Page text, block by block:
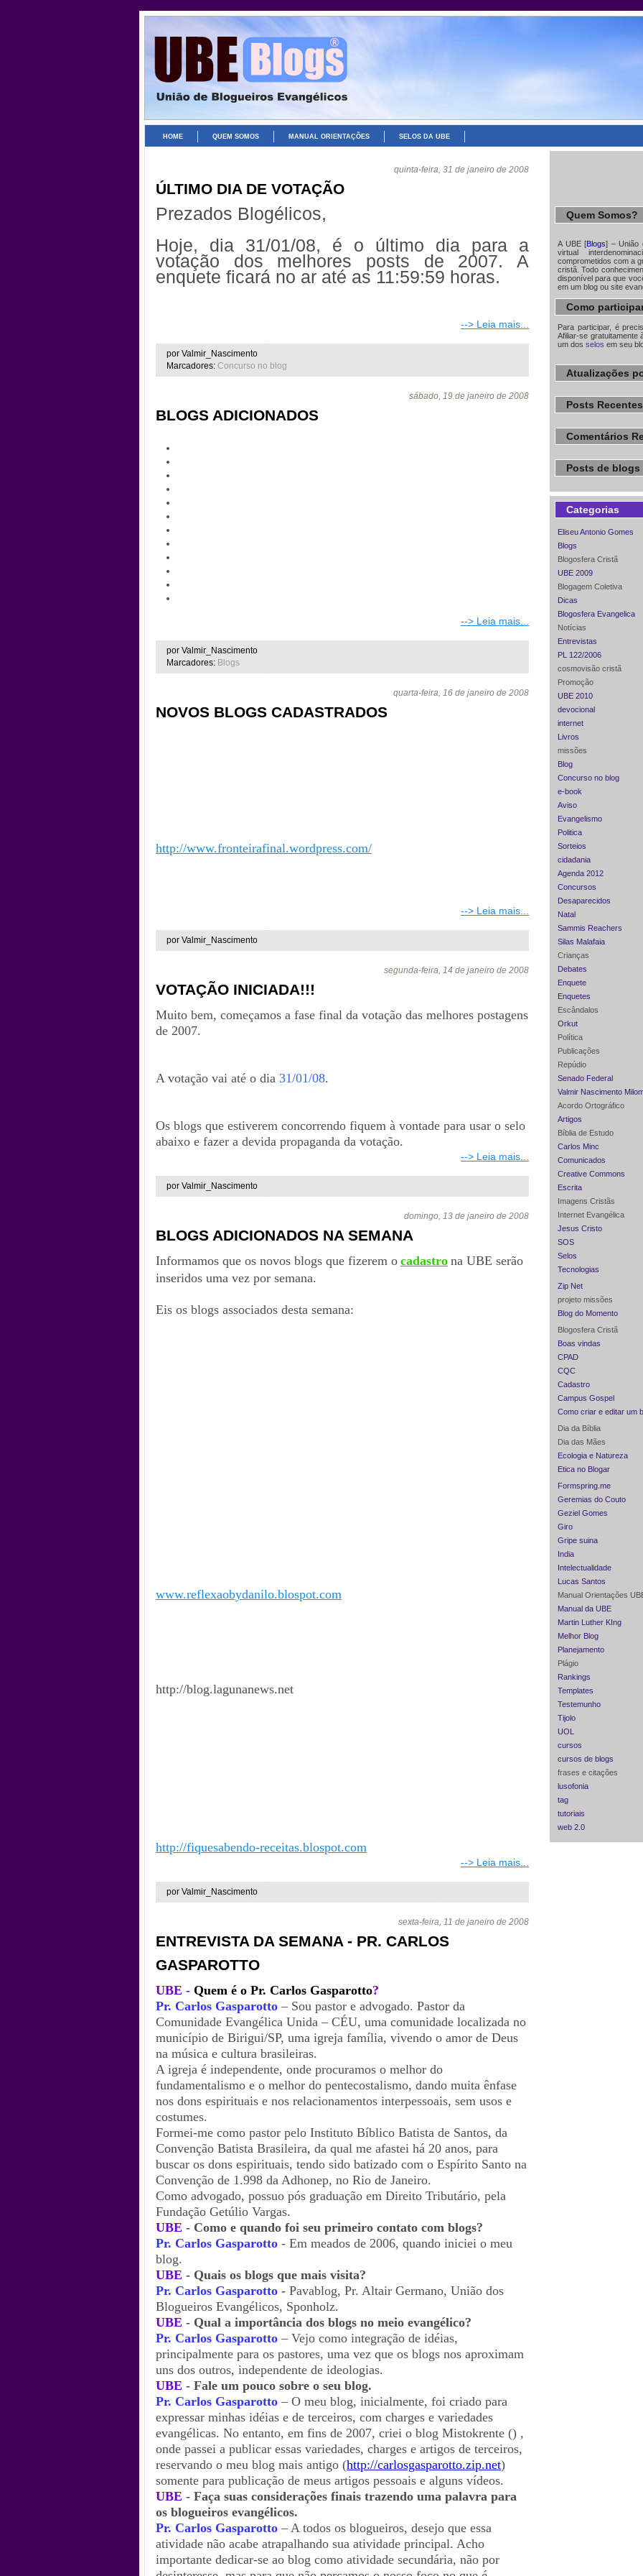
HOME QUEM SOMOS MANUAL ORIENTAÇÕES SELOS DA UBE
quinta-feira, 31 de janeiro de 2008
ÚLTIMO DIA DE VOTAÇÃO
Prezados Blogélicos,
Hoje, dia 31/01/08, é o último dia para a
votação dos melhores posts de 2007. A
enquete ficará no ar até as 11:59:59 horas.
--> Leia mais...
por Valmir_Nascimento
Marcadores: Concurso no blog
sábado, 19 de janeiro de 2008
BLOGS ADICIONADOS
--> Leia mais...
por Valmir_Nascimento
Marcadores: Blogs
quarta-feira, 16 de janeiro de 2008
NOVOS BLOGS CADASTRADOS
http://www.fronteirafinal.wordpress.com/
--> Leia mais...
por Valmir_Nascimento
segunda-feira, 14 de janeiro de 2008
VOTAÇÃO INICIADA!!!
Muito bem, começamos a fase final da votação das melhores postagens
de 2007.
A votação vai até o dia 31/01/08.
Os blogs que estiverem concorrendo fiquem à vontade para usar o selo
abaixo e fazer a devida propaganda da votação.
--> Leia mais...
por Valmir_Nascimento
domingo, 13 de janeiro de 2008
BLOGS ADICIONADOS NA SEMANA
Informamos que os novos blogs que fizerem o cadastro na UBE serão
inseridos uma vez por semana.
Eis os blogs associados desta semana:
www.reflexaobydanilo.blospot.com
http://blog.lagunanews.net
http://fiquesabendo-receitas.blospot.com
--> Leia mais...
por Valmir_Nascimento
sexta-feira, 11 de janeiro de 2008
ENTREVISTA DA SEMANA - PR. CARLOS
GASPAROTTO
UBE - Quem é o Pr. Carlos Gasparotto?
Pr. Carlos Gasparotto – Sou pastor e advogado. Pastor da
Comunidade Evangélica Unida – CÉU, uma comunidade localizada no
município de Birigui/SP, uma igreja família, vivendo o amor de Deus
na música e cultura brasileiras.
A igreja é independente, onde procuramos o melhor do
fundamentalismo e o melhor do pentecostalismo, dando muita ênfase
nos dons espirituais e nos relacionamentos interpessoais, sem usos e
costumes.
Formei-me como pastor pelo Instituto Bíblico Batista de Santos, da
Convenção Batista Brasileira, da qual me afastei há 20 anos, para
buscar os dons espirituais, tendo sido batizado com o Espírito Santo na
Convenção de 1.998 da Adhonep, no Rio de Janeiro.
Como advogado, possuo pós graduação em Direito Tributário, pela
Fundação Getúlio Vargas.
UBE - Como e quando foi seu primeiro contato com blogs?
Pr. Carlos Gasparotto - Em meados de 2006, quando iniciei o meu
blog.
UBE - Quais os blogs que mais visita?
Pr. Carlos Gasparotto - Pavablog, Pr. Altair Germano, União dos
Blogueiros Evangélicos, Sponholz.
UBE - Qual a importância dos blogs no meio evangélico?
Pr. Carlos Gasparotto – Vejo como integração de idéias,
principalmente para os pastores, uma vez que os blogs nos aproximam
uns dos outros, independente de ideologias.
UBE - Fale um pouco sobre o seu blog.
Pr. Carlos Gasparotto – O meu blog, inicialmente, foi criado para
expressar minhas idéias e de terceiros, com charges e variedades
evangélicas. No entanto, em fins de 2007, criei o blog Mistokrente () ,
onde passei a publicar essas variedades, charges e artigos de terceiros,
reservando o meu blog mais antigo (http://carlosgasparotto.zip.net)
somente para publicação de meus artigos pessoais e alguns vídeos.
UBE - Faça suas considerações finais trazendo uma palavra para
os blogueiros evangélicos.
Pr. Carlos Gasparotto – A todos os blogueiros, desejo que essa
atividade não acabe atrapalhando sua atividade principal. Acho
importante dedicar-se ao blog como atividade secundária, não por
Quem Somos?
A UBE [Blogs] – União
virtual
comprometidos com a
cristã. Todo
disponível para que
em um blog ou site
Como
Para participar, é
Afiliar-se gratuitamente
um dos selos em seu
Atualizações
Posts Recentes
Comentários
Posts de
Categorias
Eliseu Antonio Gomes
Blogs
Blogosfera Cristã
UBE 2009
Blogagem Coletiva
Dicas
Blogosfera Evangelica
Notícias
Entrevistas
PL 122/2006
cosmovisão cristã
Promoção
UBE 2010
devocional
internet
Livros
missões
Blog
Concurso no blog
e-book
Aviso
Evangelismo
Politica
Sorteios
cidadania
Agenda 2012
Concursos
Desaparecidos
Natal
Sammis Reachers
Silas Malafaia
Crianças
Debates
Enquete
Enquetes
Escândalos
Orkut
Política
Publicações
Repúdio
Senado Federal
Valmir Nascimento
Acordo Ortográfico
Artigos
Bíblia de Estudo
Carlos Minc
Comunicados
Creative Commons
Escrita
Imagens Cristãs
Internet Evangélica
Jesus Cristo
SOS
Selos
Tecnologias
Zip Net
projeto missões
Blog do Momento
Blogosfera Cristã
Boas vindas
CPAD
CQC
Cadastro
Campus Gospel
Como criar e editar um
Dia da Bíblia
Dia das Mães
Ecologia e Natureza
Etica no Blogar
Formspring.me
Geremias do Couto
Geziel Gomes
Giro
Gripe suina
India
Intelectualidade
Lucas Santos
Manual Orientações
Manual da UBE
Martin Luther KIng
Melhor Blog
Planejamento
Plágio
Rankings
Templates
Testemunho
Tijolo
UOL
cursos
cursos de blogs
frases e citações
lusofonia
tag
tutoriais
web 2.0